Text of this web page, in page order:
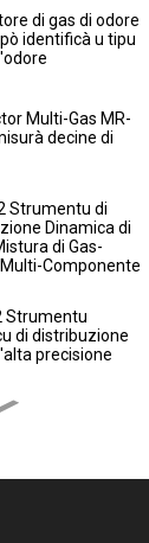
di gas di odore
identificà u tipu
Multi-Gas MR-
decine di
Strumentu di
Dinamica di
di Gas-
Componente
Strumentu
di distribuzione
precisione
Misuratore di